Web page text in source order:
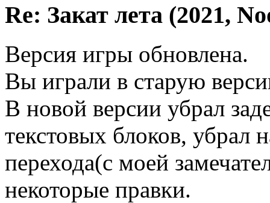
Re: Закат лета (2021,
Версия игры обновлена.
Вы играли в старую
В новой версии убрал
текстовых блоков, убрал
перехода(с моей
некоторые правки.